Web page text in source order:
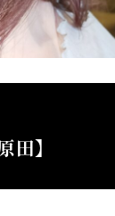
田】